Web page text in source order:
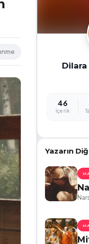
Dilara
46
İçerik
Yazarın